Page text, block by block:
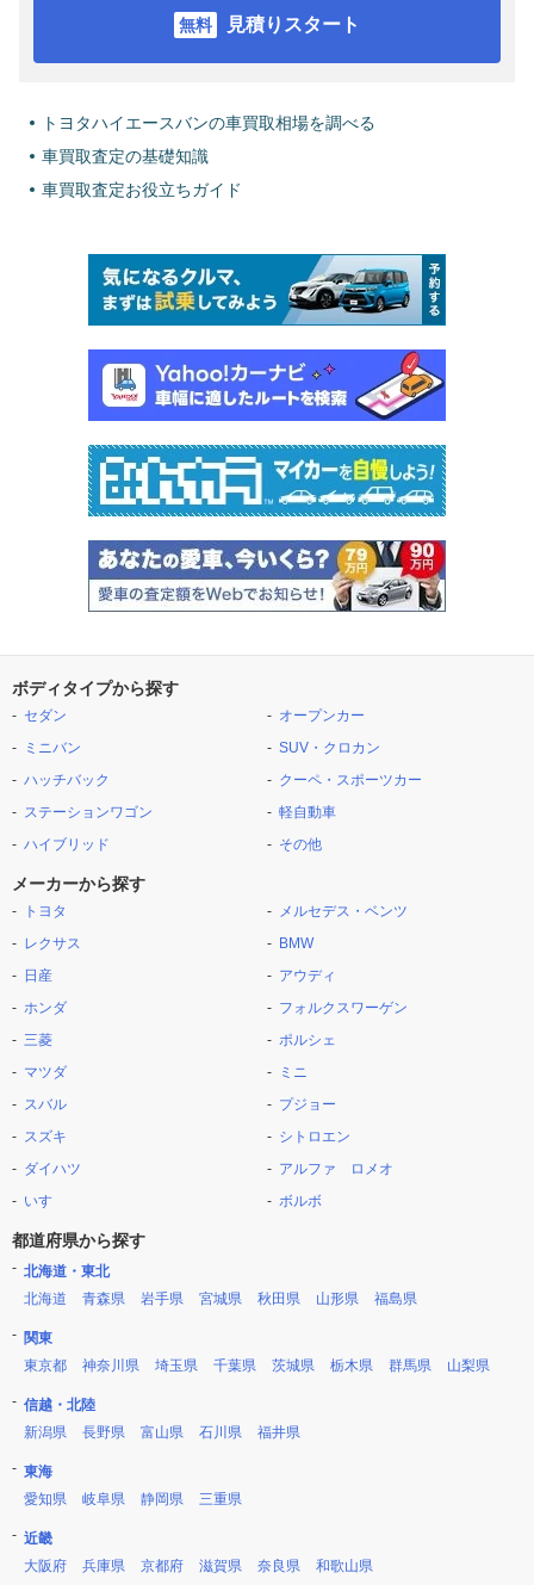
見積りスタート
トヨタハイエースバンの車買取相場を調べる
車買取査定の基礎知識
車買取査定お役立ちガイド
ボディタイプから探す
セダン
ミニバン
ハッチバック
ステーションワゴン
ハイブリッド
オープンカー
SUV・クロカン
クーペ・スポーツカー
軽自動車
その他
メーカーから探す
トヨタ
レクサス
日産
ホンダ
三菱
マツダ
スバル
スズキ
ダイハツ
いすゞ
メルセデス・ベンツ
BMW
アウディ
フォルクスワーゲン
ポルシェ
ミニ
プジョー
シトロエン
アルファ ロメオ
ボルボ
都道府県から探す
北海道・東北
北海道
青森県 岩手県 宮城県 秋田県 山形県 福島県
関東
東京都
神奈川県 埼玉県 千葉県 茨城県 栃木県 群馬県 山梨県
信越・北陸
新潟県
長野県 富山県 石川県 福井県
東海
愛知県
岐阜県 静岡県 三重県
近畿
大阪府
兵庫県 京都府 滋賀県 奈良県 和歌山県